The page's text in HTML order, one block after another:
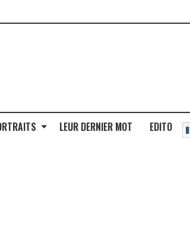
LEUR DERNIER MOT EDITO